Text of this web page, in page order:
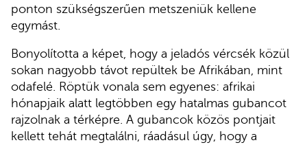
ponton szükségszerűen metszeniük kellene
egymást.
Bonyolította a képet, hogy a jeladós vércsék közül
sokan nagyobb távot repültek be Afrikában, mint
odafelé. Röptük vonala sem egyenes: afrikai
hónapjaik alatt legtöbben egy hatalmas gubancot
rajzolnak a térképre. A gubancok közös pontjait
kellett tehát megtalálni, ráadásul úgy, hogy a